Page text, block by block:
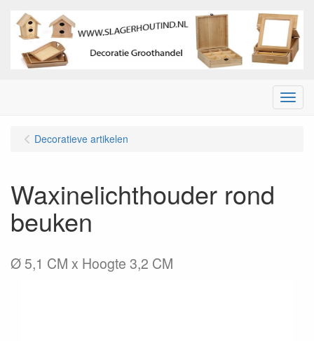
Menu
Decoratieve artikelen
Waxinelichthouder rond
beuken
Ø 5,1 CM x Hoogte 3,2 CM